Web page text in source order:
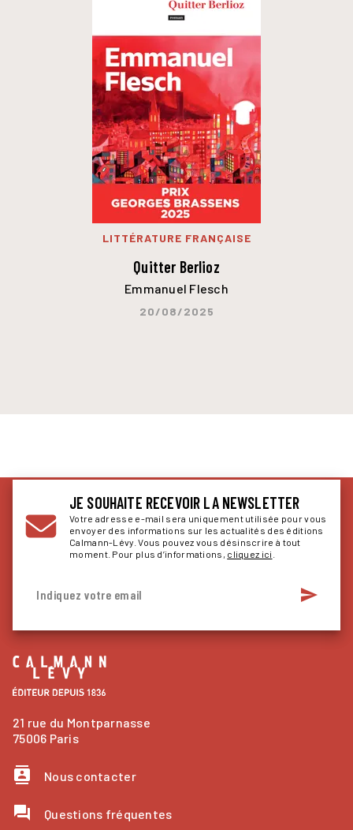
LITTÉRATURE FRANÇAISE
Quitter Berlioz
Emmanuel Flesch
20/08/2025
JE SOUHAITE RECEVOIR LA NEWSLETTER
Votre adresse e-mail sera uniquement utilisée pour vous
envoyer des informations sur les actualités des éditions
Calmann-Lévy. Vous pouvez vous désinscrire à tout
moment. Pour plus d’informations, cliquez ici
Indiquez votre email send
21 rue du Montparnasse
75006 Paris
contacts Nous contacter
question_answer Questions fréquentes